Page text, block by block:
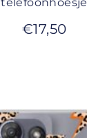
€17,50